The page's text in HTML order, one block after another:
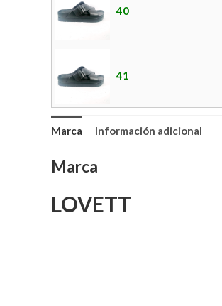
40
41
Marca Información adicional
Marca
LOVETT